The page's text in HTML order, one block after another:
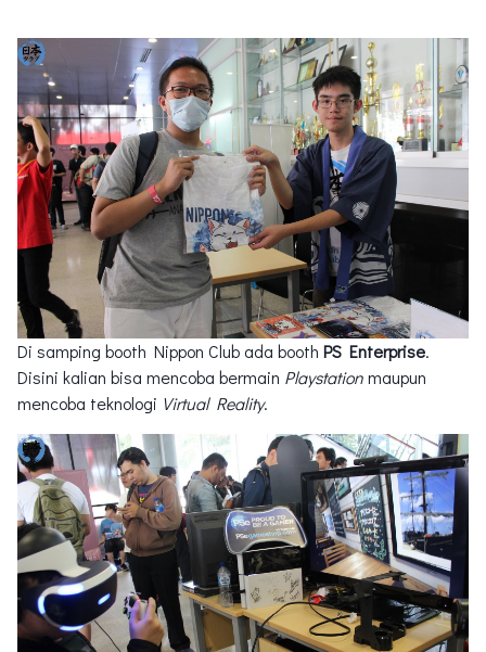
Di samping booth Nippon Club ada booth PS Enterprise.
Disini kalian bisa mencoba bermain Playstationmaupun
mencoba teknologi Virtual Reality.